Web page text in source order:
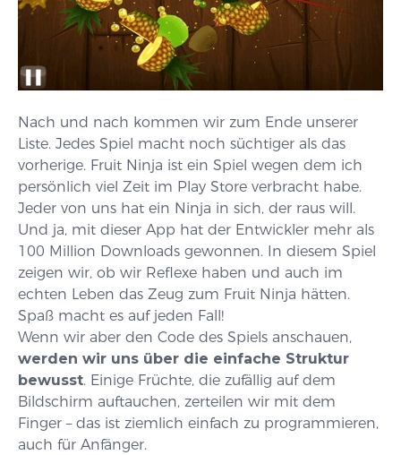
Nach und nach kommen wir zum Ende unserer
Liste. Jedes Spiel macht noch süchtiger als das
vorherige. Fruit Ninja ist ein Spiel wegen dem ich
persönlich viel Zeit im Play Store verbracht habe.
Jeder von uns hat ein Ninja in sich, der raus will.
Und ja, mit dieser App hat der Entwickler mehr als
100 Million Downloads gewonnen. In diesem Spiel
zeigen wir, ob wir Reflexe haben und auch im
echten Leben das Zeug zum Fruit Ninja hätten.
Spaß macht es auf jeden Fall!
Wenn wir aber den Code des Spiels anschauen,
werden wir uns über die einfache Struktur
bewusst. Einige Früchte, die zufällig auf dem
Bildschirm auftauchen, zerteilen wir mit dem
Finger – das ist ziemlich einfach zu programmieren,
auch für Anfänger.